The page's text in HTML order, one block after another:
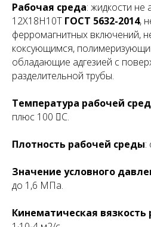
Рабочая среда: жидкости не
12Х18Н10Т ГОСТ 5632-2014,
ферромагнитных включений,
коксующимся,
обладающие адгезией с
разделительной трубы.
Температура рабочей
плюс 100 C.
Плотность рабочей среды:
Значение условного
до 1,6 МПа.
Кинематическая